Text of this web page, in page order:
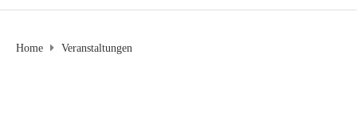
Home Veranstaltungen